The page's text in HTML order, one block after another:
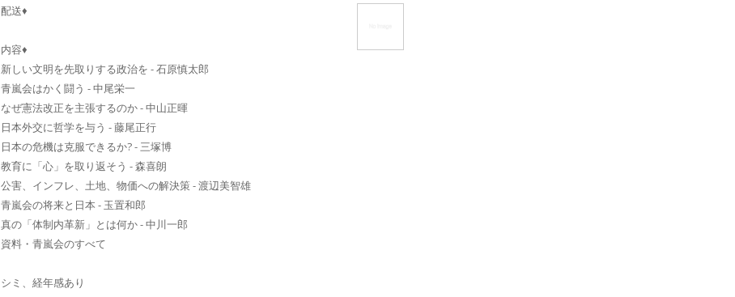
配送♦
内容♦
新しい文明を先取りする政治を - 石原慎太郎
青嵐会はかく闘う - 中尾栄一
なぜ憲法改正を主張するのか - 中山正暉
日本外交に哲学を与う - 藤尾正行
日本の危機は克服できるか? - 三塚博
教育に「心」を取り返そう - 森喜朗
公害、インフレ、土地、物価への解決策 - 渡辺美智雄
青嵐会の将来と日本 - 玉置和郎
真の「体制内革新」とは何か - 中川一郎
資料・青嵐会のすべて
シミ、経年感あり